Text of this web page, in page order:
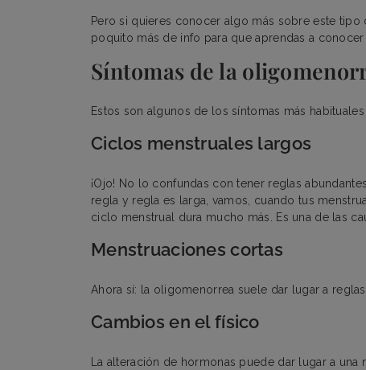
Pero si quieres conocer algo más sobre este
poquito más de info para que aprendas a
Síntomas de la
Estos son algunos de los síntomas más
Ciclos menstruales largos
¡Ojo! No lo confundas con tener reglas
regla y regla es larga, vamos, cuando tus
ciclo menstrual dura mucho más. Es una de las
Menstruaciones cortas
Ahora sí: la oligomenorrea suele dar lugar a
Cambios en el físico
La alteración de hormonas puede dar lugar a